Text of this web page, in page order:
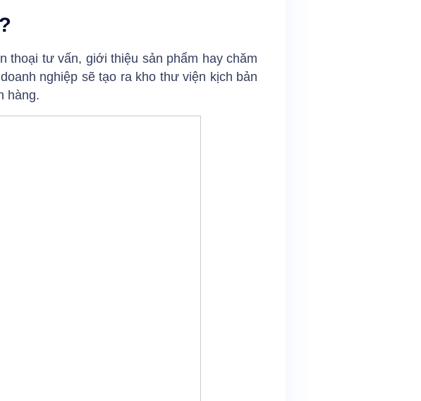
thoại tư vấn, giới thiệu sản phẩm hay chăm
nghiệp sẽ tạo ra kho thư viện kịch bản
hàng.